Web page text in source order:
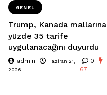
GENEL
Trump, Kanada mallarına
yüzde 35 tarife
uygulanacağını duyurdu
admin
Haziran 21,
2026
0
67